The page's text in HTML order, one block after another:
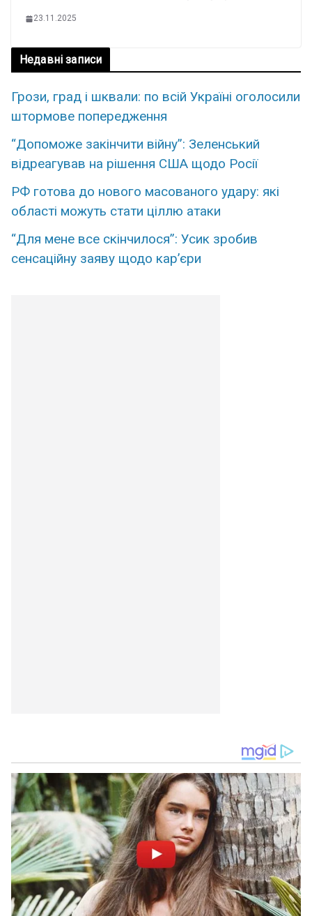
23.11.2025
Недавні записи
Грози, град і шквали: по всій Україні оголосили
штормове попередження
“Допоможе закінчити війну”: Зеленський
відреагував на рішення США щодо Росії
РФ готова до нового масованого удару: які
області можуть стати ціллю атаки
“Для мене все скінчилося”: Усик зробив
сенсаційну заяву щодо кар’єри